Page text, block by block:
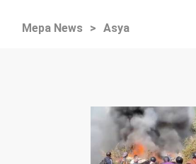
Mepa News > Asya